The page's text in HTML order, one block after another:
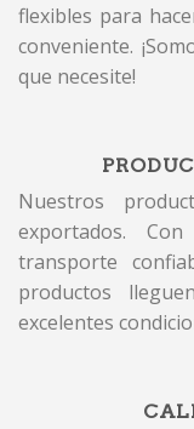
flexibles para
conveniente.
que necesite!
Nuestros
exportados.
transporte
productos
excelentes